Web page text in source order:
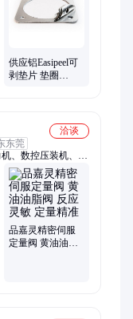
供应铝Easipeel可
剥垫片 垫圈
洽谈
东莞
、数控压装机、伺
、桌面压力机、桌
铆机、真空烧结
多工位伺服压力
品嘉灵精密伺服
定量阀 黄油油脂